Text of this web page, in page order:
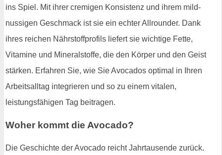
ins Spiel. Mit ihrer cremigen Konsistenz und ihrem mild-
nussigen Geschmack ist sie ein echter Allrounder. Dank
ihres reichen Nährstoffprofils liefert sie wichtige Fette,
Vitamine und Mineralstoffe, die den Körper und den Geist
stärken. Erfahren Sie, wie Sie Avocados optimal in Ihren
Arbeitsalltag integrieren und so zu einem vitalen,
leistungsfähigen Tag beitragen.
Woher kommt die Avocado?
Die Geschichte der Avocado reicht Jahrtausende zurück.